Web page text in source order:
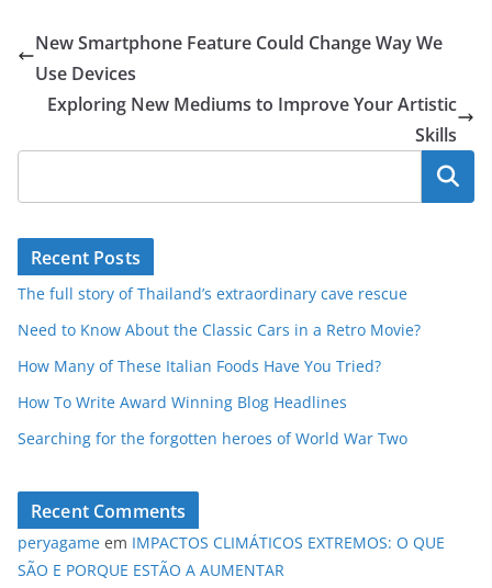
New Smartphone Feature Could Change Way We
Use Devices
Exploring New Mediums to Improve Your Artistic
Skills
Pesquisar
Recent Posts
The full story of Thailand’s extraordinary cave rescue
Need to Know About the Classic Cars in a Retro Movie?
How Many of These Italian Foods Have You Tried?
How To Write Award Winning Blog Headlines
Searching for the forgotten heroes of World War Two
Recent Comments
peryagame em IMPACTOS CLIMÁTICOS EXTREMOS: O QUE
SÃO E PORQUE ESTÃO A AUMENTAR